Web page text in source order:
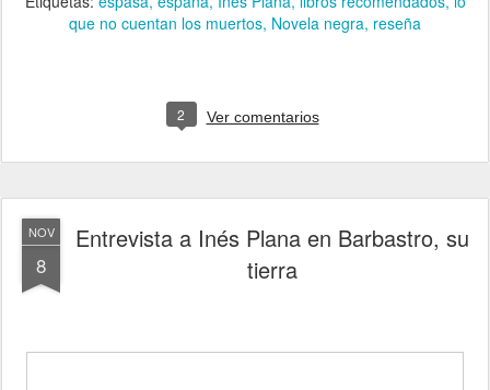
que no cuentan los muertos Novela negra reseña
2 Ver comentarios
NOV
8
Entrevista a Inés Plana en Barbastro, su
tierra